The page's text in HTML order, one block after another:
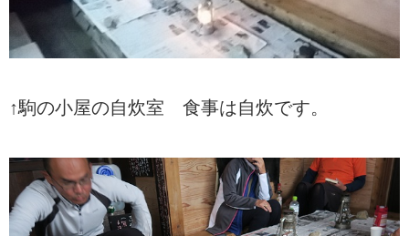
↑駒の小屋の自炊室 食事は自炊です。